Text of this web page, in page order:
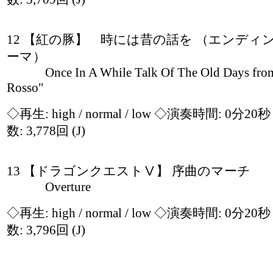
12 【紅の豚】 時には昔の話を （エンディ
ーマ）
Once In A While Talk Of The Old Days
Rosso"
◇再生: high / normal / low ◇演奏時間: 0分20
数: 3,778回 (J)
13 【ドラゴンクエストⅤ】 序曲のマーチ
Overture
◇再生: high / normal / low ◇演奏時間: 0分20
数: 3,796回 (J)